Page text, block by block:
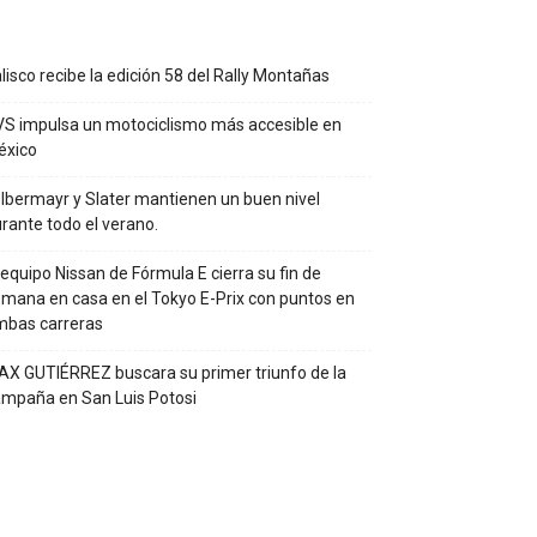
recibe la edición 58 del Rally Montañas
impulsa un motociclismo más accesible en
y Slater mantienen un buen nivel
todo el verano.
Nissan de Fórmula E cierra su fin de
en casa en el Tokyo E-Prix con puntos en
carreras
GUTIÉRREZ buscara su primer triunfo de la
en San Luis Potosi